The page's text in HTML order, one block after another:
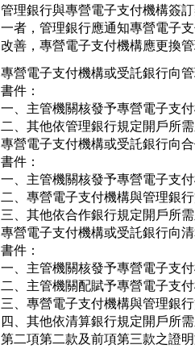
管理銀行與專營電子支付機構簽
一者，管理銀行應通知專營電子
改善，專營電子支付機構應更換管
專營電子支付機構或受託銀行向
書件：
一、主管機關核發予專營電子支付
二、其他依管理銀行規定開戶所需
專營電子支付機構或受託銀行向
書件：
一、主管機關核發予專營電子支付
二、專營電子支付機構與管理銀
三、其他依合作銀行規定開戶所需
專營電子支付機構或受託銀行向
書件：
一、主管機關核發予專營電子支付
二、主管機關配賦予專營電子支
三、專營電子支付機構與管理銀
四、其他依清算銀行規定開戶所需
第二項第二款及前項第三款之證